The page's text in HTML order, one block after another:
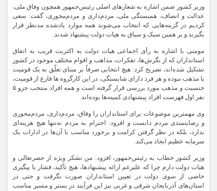
وزیر کشور ضمن اشاره به شعارهای اصلی رئیس‌جمهور همچون وفاق ملی،
عدالت و انصاف، همبستگی ملی، مردم‌داری و مردم‌محوری، گفت: سعی
کردیم در گزینه‌هایی که انتخاب می‌شوند همه موارد یادشده مدنظر قرار
بگیرند و بر همین سبک و سیاق به هیات دولت پیشنهاد شدند.
مومنی با اشاره به رأی اجماعی هیات دولت به اکثریت قریب به اتفاق
استانداران که از نگرش‌ها، تفکرات، مذاهب و اقوام مختلف موجود در کشور
تشکیل شده‌اند، تصریح کرد: هیچ انتخابی صرفاً بر مبنای تعلّق به یک قومیت
یا مذهب نبوده و هر فرد دارای شایستگی، در این کارگروه ها فارغ از قومیت،
جنسیت و مذهب مورد بررسی قرار گرفته است و همه افراد منتخب جزو ۵
نفر اول فهرست افراد پیشنهادی کمیته‌ها بوده‌اند.
وی مهمترین موضوعات برای استانداران را وفاق، مردم‌داری، مردم‌محوری
و رضایتمندی مردم دانست و افزود: احترام به مردم نه‌تنها هیچ هزینه‌ای
ندارد، بلکه در نظر گرفتن کرامت و برخورد مناسب با آن‌ها در ادارات یک
سرمایه عظیم ایجاد می‌کند.
وزیر کشور خطاب به رئیس‌جمهور، افزود: من تشکر ویژه از حضرتعالی و
هیات دولت دارم چرا که علیرغم ارائه پیشنهادها، هیچ تأکید، فشار یا پیگیری
خاصی از سوی دولت در تعیین استانداران صورت نگرفت و حتی در
استان‌های آذربایجان شرقی و غربی نیز این فرآیند در بستر و مسیر مناسب